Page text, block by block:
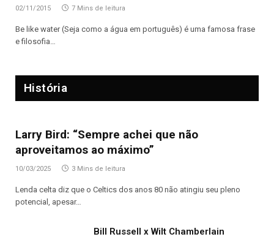
02/11/2015 7 Mins de leitura
Be like water (Seja como a água em português) é uma famosa frase
e filosofia…
História
Larry Bird: “Sempre achei que não
aproveitamos ao máximo”
10/03/2025 3 Mins de leitura
Lenda celta diz que o Celtics dos anos 80 não atingiu seu pleno
potencial, apesar…
Bill Russell x Wilt Chamberlain